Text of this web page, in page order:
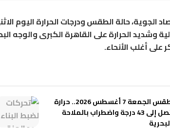
الجوية، حالة الطقس ودرجات الحرارة اليوم
وشديد الحرارة على القاهرة الكبرى والوجه
على أغلب الأنحاء.
طقس الجمعة 7 أغسطس 2026.. حرارة
تصل إلى 43 درجة واضطراب بالملاحة